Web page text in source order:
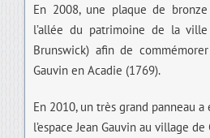
En 2008, une plaque de
l’allée du patrimoine de la
Brunswick) afin de
Gauvin en Acadie (1769).
En 2010, un très grand panneau
l’espace Jean Gauvin au village